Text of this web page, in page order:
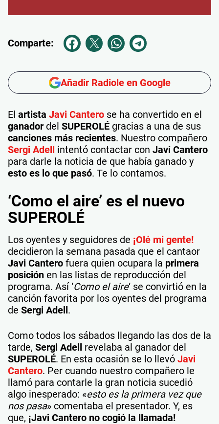
Comparte:
Añadir Radiole en Google
El artista Javi Cantero se ha convertido en el
ganador del SUPEROLÉ gracias a una de sus
canciones más recientes. Nuestro compañero
Sergi Adell intentó contactar con Javi Cantero
para darle la noticia de que había ganado y
esto es lo que pasó. Te lo contamos.
‘Como el aire’ es el nuevo
SUPEROLÉ
Los oyentes y seguidores de ¡Olé mi gente!
decidieron la semana pasada que el cantaor
Javi Cantero fuera quien ocupara la primera
posición en las listas de reproducción del
programa. Así ‘Como el aire‘ se convirtió en la
canción favorita por los oyentes del programa
de Sergi Adell.
Como todos los sábados llegando las dos de la
tarde, Sergi Adell revelaba al ganador del
SUPEROLÉ. En esta ocasión se lo llevó Javi
Cantero. Per cuando nuestro compañero le
llamó para contarle la gran noticia sucedió
algo inesperado: «esto es la primera vez que
nos pasa» comentaba el presentador. Y, es
que, ¡Javi Cantero no cogió la llamada!